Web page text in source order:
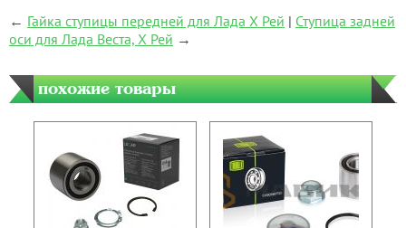
← Гайка ступицы передней для Лада Х Рей | Ступица задней
оси для Лада Веста, Х Рей →
похожие товары